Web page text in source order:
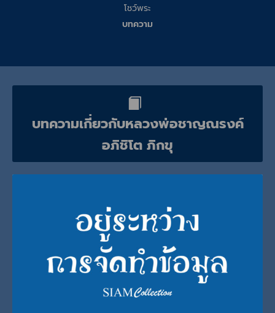
โชว์พระ
บทความ
บทความเกี่ยวกับหลวงพ่อชาญณรงค์
อภิชิโต ภิกขุ